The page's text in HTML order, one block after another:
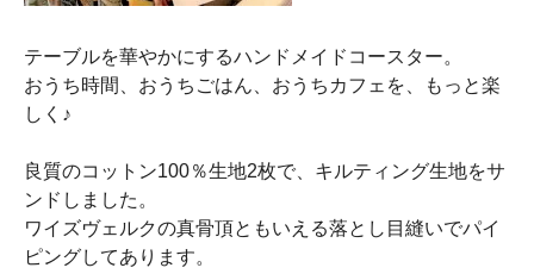
テーブルを華やかにするハンドメイドコースター。
おうち時間、おうちごはん、おうちカフェを、もっと楽
しく♪
良質のコットン100％生地2枚で、キルティング生地をサ
ンドしました。
ワイズヴェルクの真骨頂ともいえる落とし目縫いでパイ
ピングしてあります。